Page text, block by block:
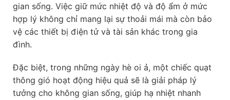
gian sống. Việc giữ mức nhiệt độ và độ ẩm ở mức
hợp lý không chỉ mang lại sự thoải mái mà còn bảo
vệ các thiết bị điện tử và tài sản khác trong gia
đình.
Đặc biệt, trong những ngày hè oi ả, một chiếc quạt
thông gió hoạt động hiệu quả sẽ là giải pháp lý
tưởng cho không gian sống, giúp hạ nhiệt nhanh